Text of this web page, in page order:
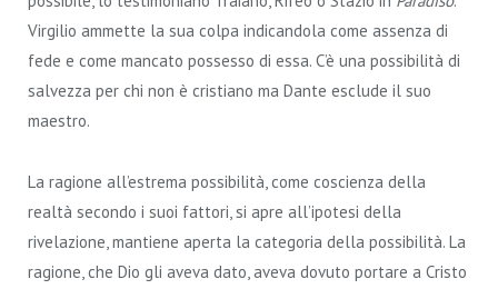
Virgilio ammette la sua colpa indicandola come assenza di
fede e come mancato possesso di essa. C’è una possibilità di
salvezza per chi non è cristiano ma Dante esclude il suo
maestro.
La ragione all’estrema possibilità, come coscienza della
realtà secondo i suoi fattori, si apre all’ipotesi della
rivelazione, mantiene aperta la categoria della possibilità. La
ragione, che Dio gli aveva dato, aveva dovuto portare a Cristo